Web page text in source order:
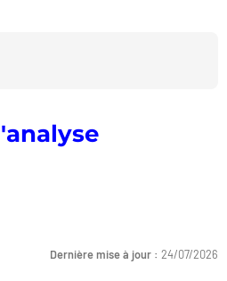
Dernière mise à jour : 24/07/2026